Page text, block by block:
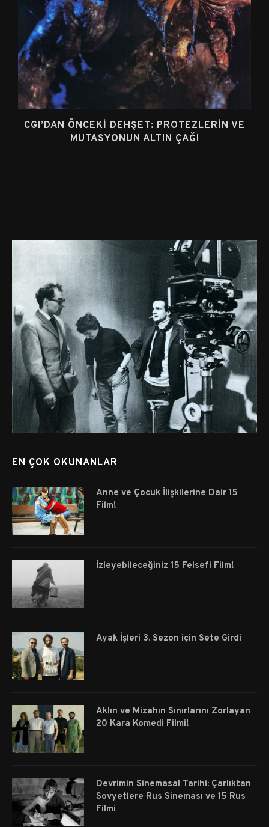
CGI’DAN ÖNCEKI DEHŞET: PROTEZLERIN VE
MUTASYONUN ALTIN ÇAĞI
EN ÇOK OKUNANLAR
Anne ve Çocuk İlişkilerine Dair 15
Film!
İzleyebileceğiniz 15 Felsefi Film!
Ayak İşleri 3. Sezon için Sete Girdi
Aklın ve Mizahın Sınırlarını Zorlayan
20 Kara Komedi Filmi!
Devrimin Sinemasal Tarihi: Çarlıktan
Sovyetlere Rus Sineması ve 15 Rus
Filmi